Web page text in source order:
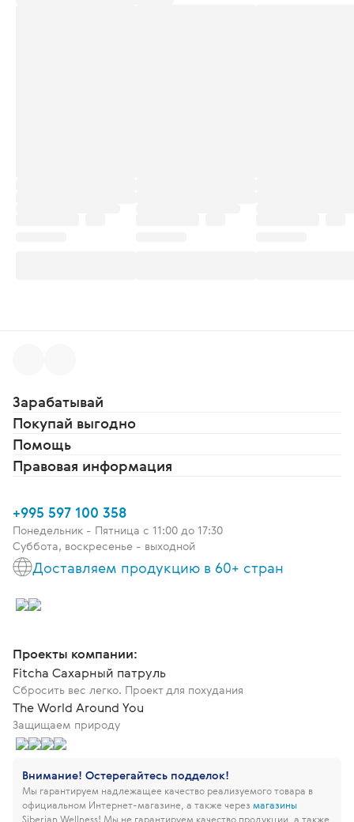
Зарабатывай
Покупай выгодно
Помощь
Правовая информация
+995 597 100 358
Понедельник - Пятница c 11:00 до 17:30
Суббота, воскресенье - выходной
Доставляем продукцию в 60+ стран
Проекты компании:
Fitcha Сахарный патруль
Сбросить вес легко. Проект для похудания
The World Around You
Защищаем природу
Внимание! Остерегайтесь подделок!
Мы гарантируем надлежащее качество реализуемого товара в
официальном Интернет-магазине, а также через магазины
Siberian Wellness! Мы не гарантируем качество продукции, а также